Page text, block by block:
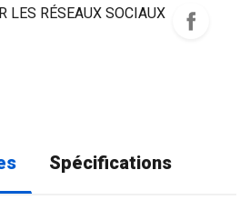
LES RÉSEAUX SOCIAUX
Spécifications